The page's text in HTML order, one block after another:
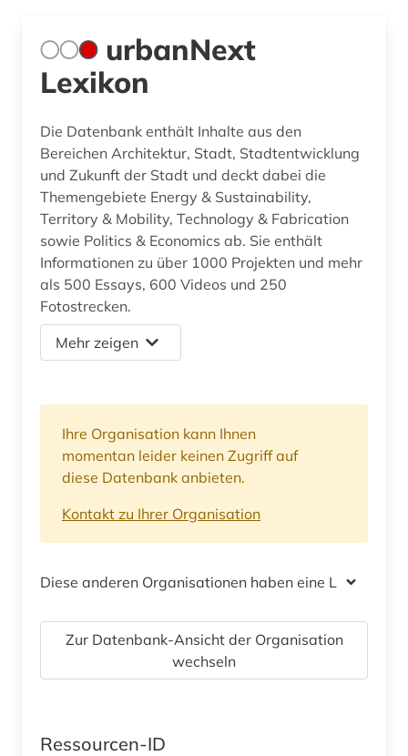
urbanNext
Lexikon
Die Datenbank enthält Inhalte aus den
Bereichen Architektur, Stadt, Stadtentwicklung
und Zukunft der Stadt und deckt dabei die
Themengebiete Energy & Sustainability,
Territory & Mobility, Technology & Fabrication
sowie Politics & Economics ab. Sie enthält
Informationen zu über 1000 Projekten und mehr
als 500 Essays, 600 Videos und 250
Fotostrecken.
Mehr zeigen
Ihre Organisation kann Ihnen
momentan leider keinen Zugriff auf
diese Datenbank anbieten.
Kontakt zu Ihrer Organisation
Diese anderen Organisationen haben eine Lizenz
Zur Datenbank-Ansicht der Organisation
wechseln
Ressourcen-ID